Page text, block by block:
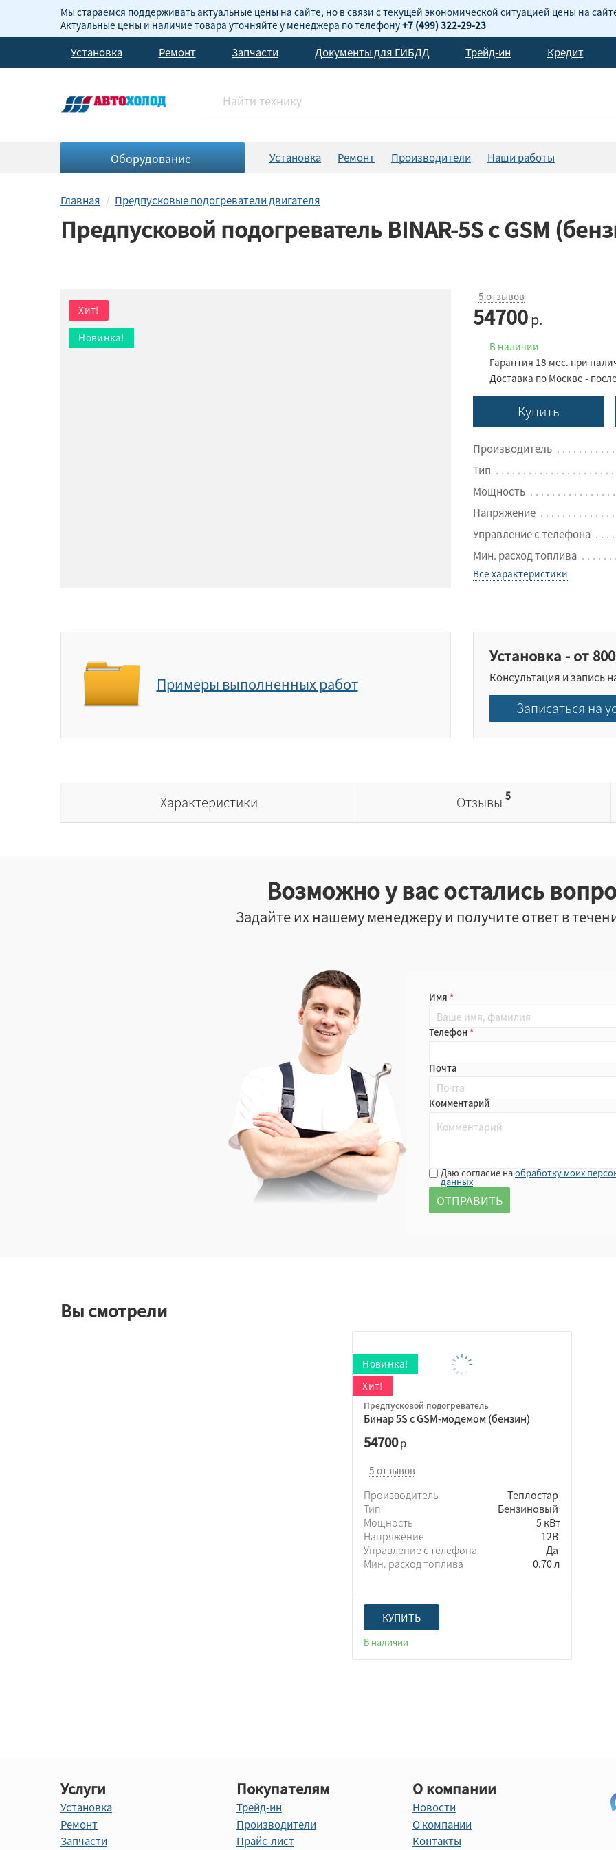
Мы стараемся поддерживать актуальные цены на сайте, но в связи с текущей экономической ситуацией цены на
Актуальные цены и наличие товара уточняйте у менеджера по телефону+7 (499) 322-29-23
Установка Ремонт Запчасти Документы для ГИБДД Трейд-ин Кредит
Оборудование Установка Ремонт Производители Наши работы
Главная Предпусковые подогреватели двигателя
Предпусковой подогреватель BINAR-5S с GSM
Хит!
Новинка!
5 отзывов
54700р.
В наличии
Гарантия 18 мес. при
Доставка по Москве -
Купить
Производитель
Тип
Мощность
Напряжение
Управление с телефона
Мин. расход топлива
Все характеристики
Примеры выполненных работ
Установка - от
Консультация и запись
Записаться на
Характеристики Отзывы5
Возможно у вас остались
Задайте их нашему менеджеру и получите ответ в
Имя
Телефон
Почта
Комментарий
Даю согласие наобработку моих
данных
Вы смотрели
Предпусковой подогреватель
Бинар 5S с GSM-модемом (бензин)
54700р
5 отзывов
Производитель
Теплостар
Тип
Бензиновый
Мощность
5 кВт
Напряжение
12В
Управление с телефона
Да
Мин. расход топлива
0.70 л
КУПИТЬ
В наличии
Услуги
Установка
Ремонт
Запчасти
Покупателям
Трейд-ин
Производители
Прайс-лист
О компании
Новости
О компании
Контакты